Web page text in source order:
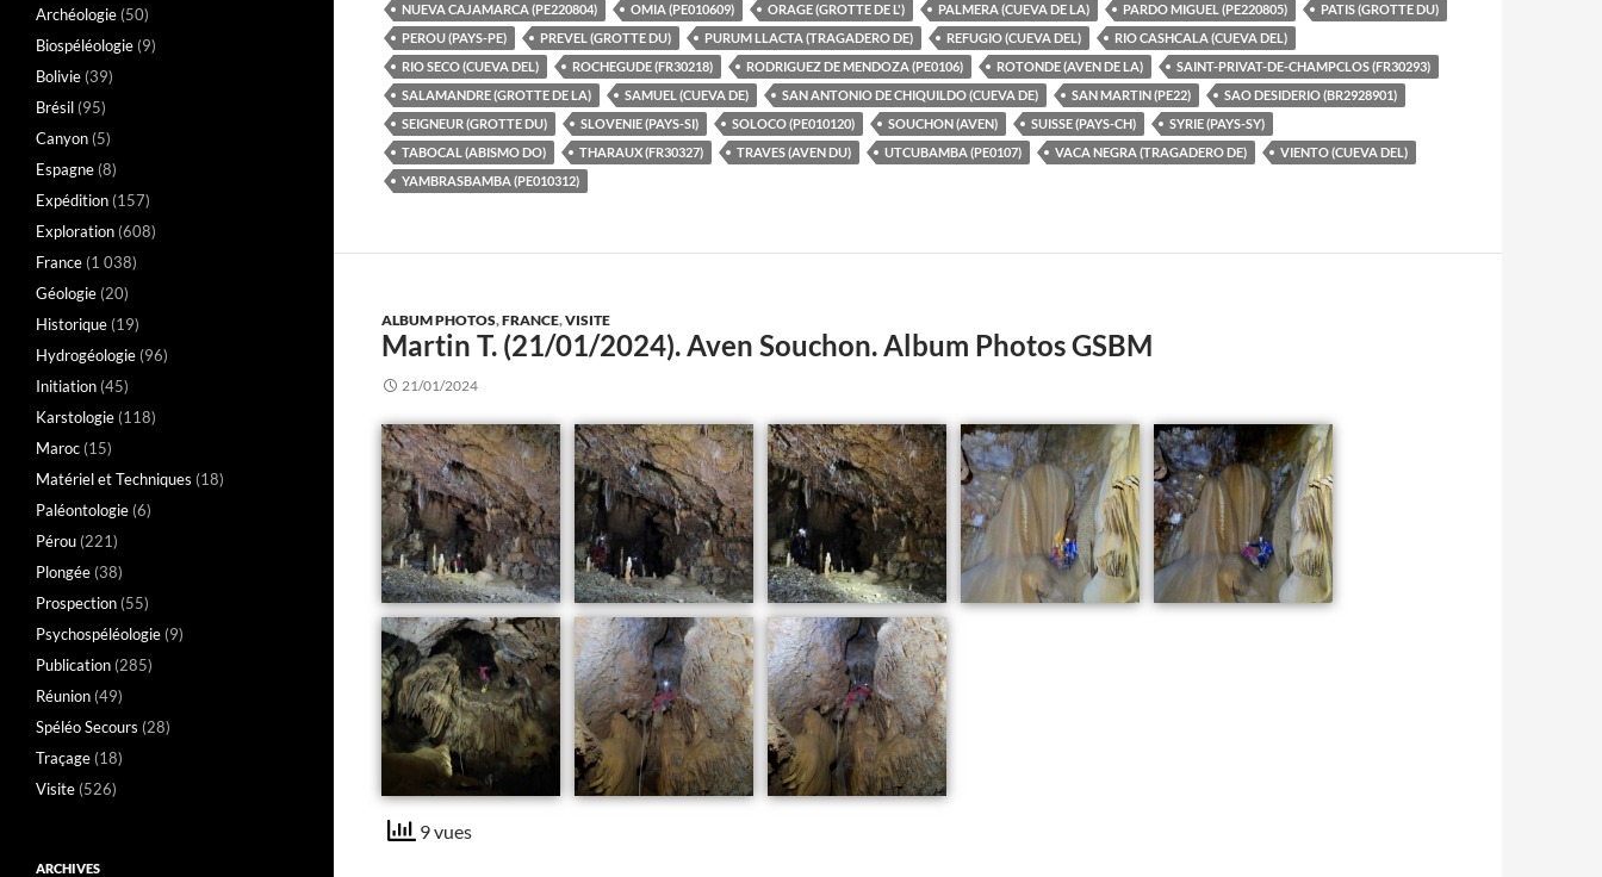
NUEVA CAJAMARCA (PE220804)
OMIA (PE010609) ORAGE (GROTTE DE L') PALMERA (CUEVA DE LA) PARDO MIGUEL (PE220805)
PATIS (GROTTE DU)
PEROU (PAYS-PE)
PREVEL (GROTTE DU) PURUM LLACTA (TRAGADERO DE) REFUGIO (CUEVA DEL)
RIO CASHCALA (CUEVA DEL)
RIO SECO (CUEVA DEL)
ROCHEGUDE (FR30218) RODRIGUEZ DE MENDOZA (PE0106) ROTONDE (AVEN DE LA)
SAINT-PRIVAT-DE-CHAMPCLOS (FR30293)
SALAMANDRE (GROTTE DE LA)
SAMUEL (CUEVA DE) SAN ANTONIO DE CHIQUILDO (CUEVA DE) SAN MARTIN (PE22)
SAO DESIDERIO (BR2928901)
SEIGNEUR (GROTTE DU)
SLOVENIE (PAYS-SI) SOLOCO (PE010120) SOUCHON (AVEN) SUISSE (PAYS-CH)
SYRIE (PAYS-SY)
TABOCAL (ABISMO DO)
THARAUX (FR30327) TRAVES (AVEN DU) UTCUBAMBA (PE0107) VACA NEGRA (TRAGADERO DE)
VIENTO (CUEVA DEL)
YAMBRASBAMBA (PE010312)
ALBUM PHOTOS,FRANCE,VISITE
Martin T. (21/01/2024). Aven Souchon. Album Photos GSBM
21/01/2024
9 vues
Archéologie (50)
Biospéléologie (9)
Bolivie (39)
Brésil (95)
Canyon (5)
Espagne (8)
Expédition (157)
Exploration (608)
France (1 038)
Géologie (20)
Historique (19)
Hydrogéologie (96)
Initiation (45)
Karstologie (118)
Maroc (15)
Matériel et Techniques (18)
Paléontologie (6)
Pérou (221)
Plongée (38)
Prospection (55)
Psychospéléologie (9)
Publication (285)
Réunion (49)
Spéléo Secours (28)
Traçage (18)
Visite (526)
ARCHIVES